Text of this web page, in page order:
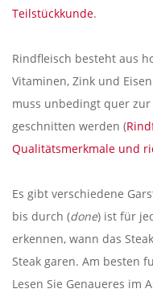
Teilstückkunde.
Rindfleisch besteht aus
Vitaminen, Zink und
muss unbedingt quer
geschnitten werden (
Qualitätsmerkmale und
Es gibt verschiedene
bis durch (done) ist für
erkennen, wann das
Steak garen. Am besten
Lesen Sie Genaueres im